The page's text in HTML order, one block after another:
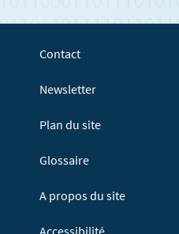
Contact
Newsletter
Plan du site
Glossaire
A propos du site
Accessibilité